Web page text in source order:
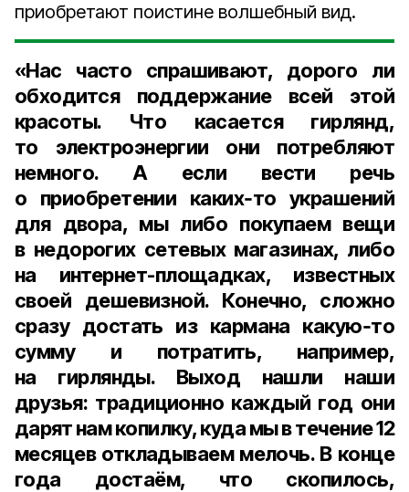
приобретают поистине волшебный вид.
«Нас часто спрашивают, дорого ли
обходится поддержание всей этой
красоты. Что касается гирлянд,
то электроэнергии они потребляют
немного. А если вести речь
о приобретении каких‑то украшений
для двора, мы либо покупаем вещи
в недорогих сетевых магазинах, либо
на интернет-площадках, известных
своей дешевизной. Конечно, сложно
сразу достать из кармана какую‑то
сумму и потратить, например,
на гирлянды. Выход нашли наши
друзья: традиционно каждый год они
дарят нам копилку, куда мы в течение12
месяцевоткладываем мелочь. В конце
года достаём, что скопилось,